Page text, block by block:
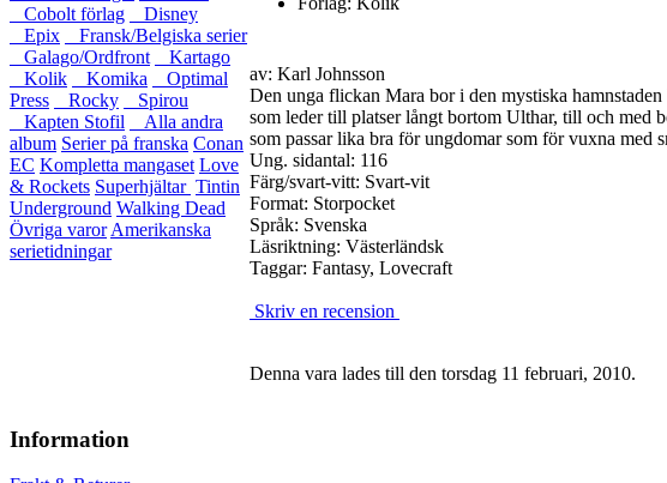
Cobolt förlag
Disney
Epix
Fransk/Belgiska serier
Galago/Ordfront
Kartago
Kolik
Komika
Optimal
Press
Rocky
Spirou
Kapten Stofil
Alla andra
album Serier på franska Conan
EC Kompletta mangaset Love
& Rockets Superhjältar Tintin
Underground Walking Dead
Övriga varorAmerikanska
serietidningar
av: Karl Johnsson
Den unga flickan Mara bor i den mystiska
som leder till platser långt bortom Ulthar, till och med
som passar lika bra för ungdomar som för vuxna med
Ung. sidantal: 116
Färg/svart-vitt: Svart-vit
Format: Storpocket
Språk: Svenska
Läsriktning: Västerländsk
Taggar: Fantasy, Lovecraft
Skriv en recension
Denna vara lades till den torsdag 11 februari, 2010.
Information